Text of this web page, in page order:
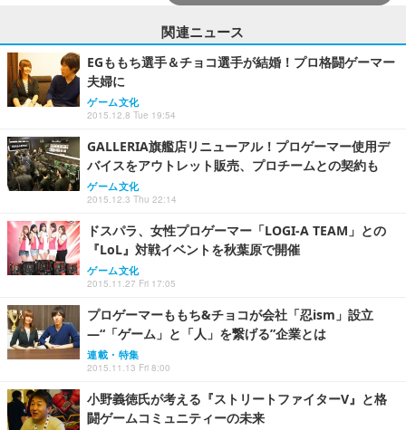
関連ニュース
EGももち選手＆チョコ選手が結婚！プロ格闘ゲーマー
夫婦に
ゲーム文化
2015.12.8 Tue 19:54
GALLERIA旗艦店リニューアル！プロゲーマー使用デ
バイスをアウトレット販売、プロチームとの契約も
ゲーム文化
2015.12.3 Thu 22:14
ドスパラ、女性プロゲーマー「LOGI-A TEAM」との
『LoL』対戦イベントを秋葉原で開催
ゲーム文化
2015.11.27 Fri 17:05
プロゲーマーももち&チョコが会社「忍ism」設立
―“「ゲーム」と「人」を繋げる”企業とは
連載・特集
2015.11.13 Fri 8:00
小野義徳氏が考える『ストリートファイターV』と格
闘ゲームコミュニティーの未来